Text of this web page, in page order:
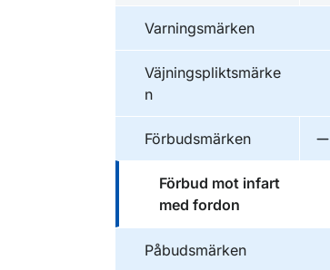
Varningsmärken
Väjningspliktsmärke
n
Förbudsmärken
Förbud mot infart
med fordon
Påbudsmärken